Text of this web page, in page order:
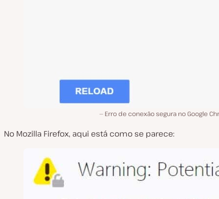
Erro de conexão segura no Google
No Mozilla Firefox, aqui está como se parece: